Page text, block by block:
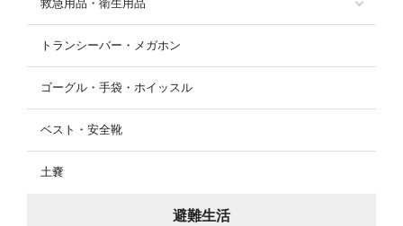
救急用品・衛生用品
トランシーバー・メガホン
ゴーグル・手袋・ホイッスル
ベスト・安全靴
土嚢
避難生活